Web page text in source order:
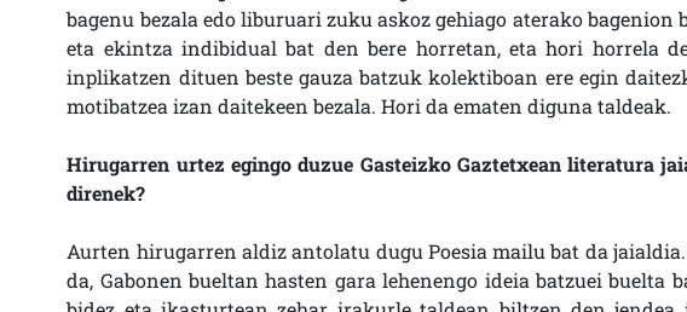
bagenu bezala edo liburuari zuku askoz gehiago aterako
eta ekintza indibidual bat den bere horretan, eta hori horrela
inplikatzen dituen beste gauza batzuk kolektiboan ere egin
motibatzea izan daitekeen bezala. Hori da ematen diguna taldeak.
Hirugarren urtez egingo duzue Gasteizko Gaztetxean literatura
direnek?
Aurten hirugarren aldiz antolatu dugu Poesia mailu bat da
da, Gabonen bueltan hasten gara lehenengo ideia batzuei